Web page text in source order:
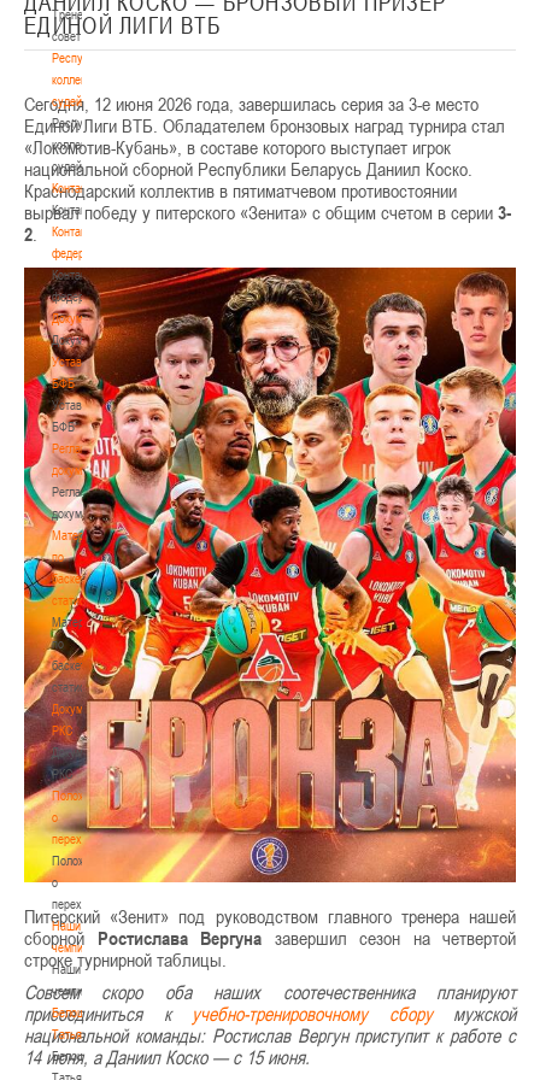
Тренерский
совет
Республиканская
коллегия
судей
Республиканская
коллегия
судей
Контакты
Контакты
Контакты
федерации
Контакты
федерации
Документы
Документы
Устав
БФБ
Устав
БФБ
Регламентирующие
документы
Регламентирующие
документы
Материалы
по
баскетбольной
статистике
Материалы
по
баскетбольной
статистике
Документы
РКС
Документы
РКС
Положение
о
переходах
Положение
о
переходах
Наши
чемпионы
Наши
чемпионы
Белошапко
Татьяна
Белошапко
Татьяна
ЕДИНОЙ ЛИГИ ВТБ
Сегодня, 12 июня 2026 года, завершилась серия за 3-е место
Единой Лиги ВТБ. Обладателем бронзовых наград турнира стал
«Локомотив-Кубань», в составе которого выступает игрок
национальной сборной Республики Беларусь Даниил Коско.
Краснодарский коллектив в пятиматчевом противостоянии
вырвал победу у питерского «Зенита» с общим счетом в серии 3-
2
Питерский «Зенит» под руководством главного тренера нашей
сборной Ростислава Вергуна завершил сезон на четвертой
строке турнирной таблицы.
Совсем скоро оба наших соотечественника планируют
присоединиться к
учебно-тренировочному сборумужской
национальной команды: Ростислав Вергун приступит к работе с
14 июня, а Даниил Коско — с 15 июня.